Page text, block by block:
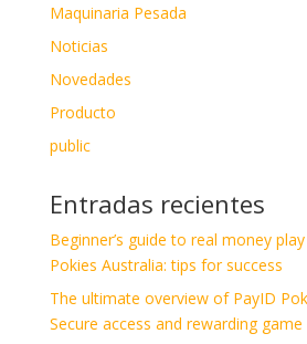
Maquinaria Pesada
Noticias
Novedades
Producto
public
Entradas recientes
Beginner’s guide to real money
Pokies Australia: tips for success
The ultimate overview of PayID
Secure access and rewarding